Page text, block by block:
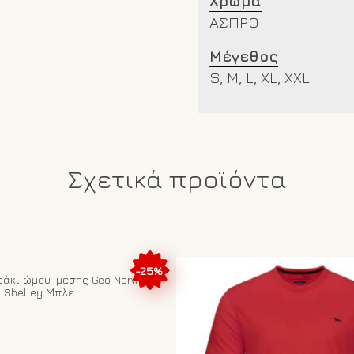
ΑΣΠΡΟ
Μέγεθος
S, M, L, XL, XXL
Σχετικά προϊόντα
-25%
ώμου-μέσης Geo Norway
Shelley Μπλε